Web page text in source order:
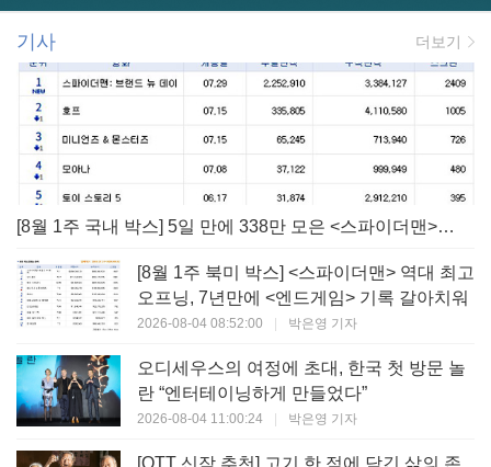
기사 더보기
[8월 1주 국내 박스] 5일 만에 338만 모은 <스파이더맨> 극장가 235% 대반등, <호프>는 400만 돌파
[8월 1주 북미 박스] <스파이더맨> 역대 최고
오프닝, 7년만에 <엔드게임> 기록 갈아치워
2026-08-04 08:52:00 | 박은영 기자
오디세우스의 여정에 초대, 한국 첫 방문 놀
란 “엔터테이닝하게 만들었다”
2026-08-04 11:00:24 | 박은영 기자
[OTT 신작 추천] 고기 한 점에 담긴 삶의 존